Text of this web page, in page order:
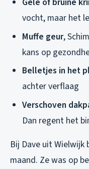
vocht, maar het
Muffe geur,
kans op
Belletjes in het
achter verflaag
Verschoven
Dan regent het
Bij Dave uit
maand. Ze was op